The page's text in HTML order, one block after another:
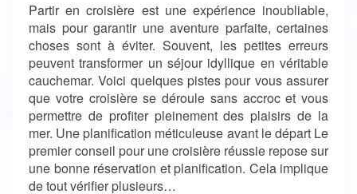
Partir en croisière est une expérience inoubliable,
mais pour garantir une aventure parfaite, certaines
choses sont à éviter. Souvent, les petites erreurs
peuvent transformer un séjour idyllique en véritable
cauchemar. Voici quelques pistes pour vous assurer
que votre croisière se déroule sans accroc et vous
permettre de profiter pleinement des plaisirs de la
mer. Une planification méticuleuse avant le départ Le
premier conseil pour une croisière réussie repose sur
une bonne réservation et planification. Cela implique
de tout vérifier plusieurs…